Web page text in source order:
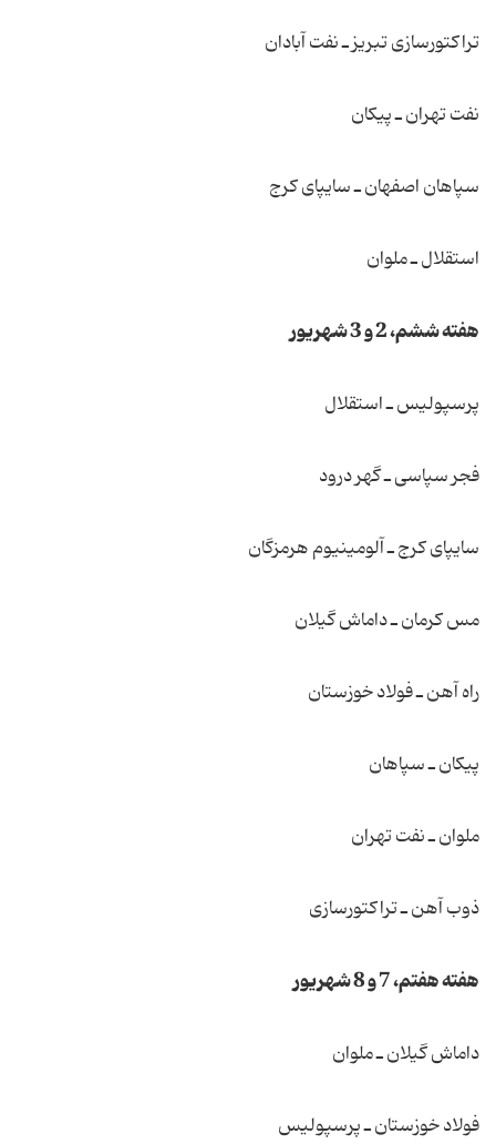
تراكتورسازی تبریز ـ نفت آبادان
نفت تهران ـ پیكان
سپاهان اصفهان ـ سایپای كرج
استقلال ـ ملوان
هفته ششم، 2 و 3 شهریور
پرسپولیس ـ استقلال
فجر سپاسی ـ گهر درود
سایپای كرج ـ آلومینیوم هرمزگان
مس كرمان ـ داماش گیلان
راه آهن ـ فولاد خوزستان
پیكان ـ سپاهان
ملوان ـ نفت تهران
ذوب آهن ـ تراكتورسازی
هفته هفتم، 7 و 8 شهریور
داماش گیلان ـ ملوان
فولاد خوزستان ـ پرسپولیس